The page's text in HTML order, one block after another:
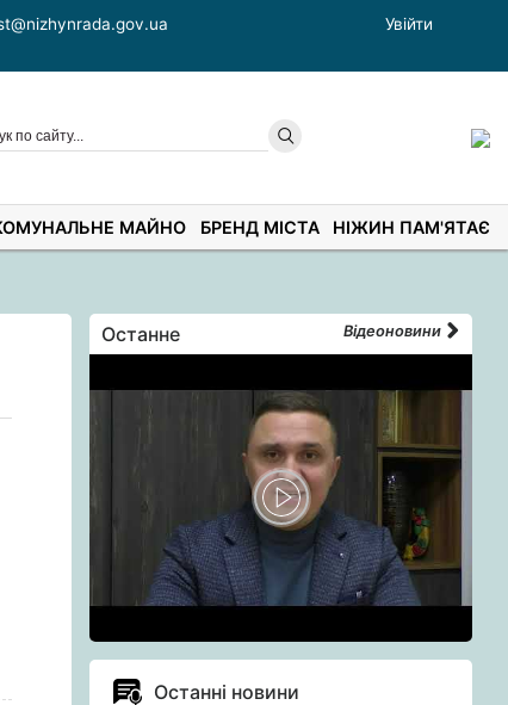
Увійти
МАЙНО БРЕНД МІСТА НІЖИН ПАМ'ЯТАЄ
Останне Відеоновини
Останні новини